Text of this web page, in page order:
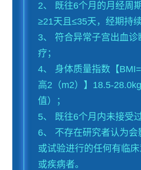
2、 既往6个月的月经周
≥21天且≤35天，经期持
3、 符合异常子宫出血诊
疗；
4、 身体质量指数【
高2（m2）】18.5-
值）；
5、 既往6个月内未接受
6、 不存在研究者认为
或试验进行的任何有临
或疾病者。